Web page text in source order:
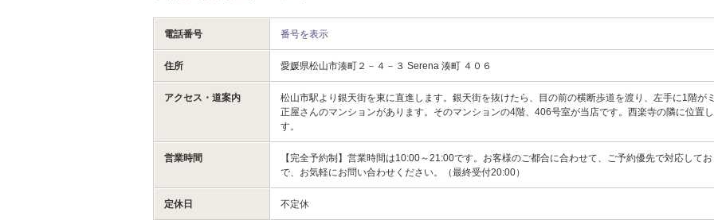
電話番号 番号を表示
住所 愛媛県松山市湊町２－４－３ Serena 湊町 ４０６
アクセス・道案内
松山市駅より銀天街を東に直進します。銀天街を抜けたら、目の前の横断歩道を渡り、左手に1階が
正屋さんのマンションがあります。そのマンションの4階、406号室が当店です。西楽寺の隣に位置
す。
営業時間
【完全予約制】営業時間は10:00～21:00です。お客様のご都合に合わせて、ご予約優先で対応して
で、お気軽にお問い合わせください。（最終受付20:00）
定休日 不定休